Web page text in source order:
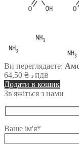
Ви переглядаєте:
64,50 ₴ з ПДВ
Додати в кошик
Зв'яжіться з нами
Ваше ім'я*